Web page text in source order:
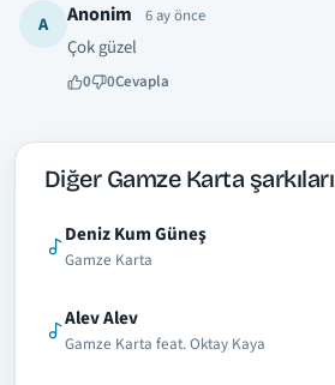
A Anonim 6 ay önce
Çok güzel
0 0Cevapla
Diğer Gamze Karta şarkıları
Deniz Kum Güneş
Gamze Karta
Alev Alev
Gamze Karta feat. Oktay Kaya